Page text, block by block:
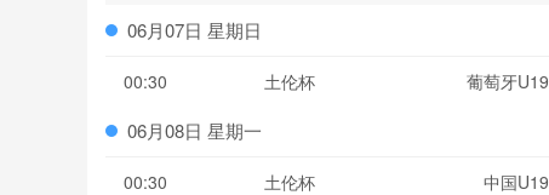
06月07日 星期日
00:30 土伦杯 葡萄牙U19
06月08日 星期一
00:30 土伦杯 中国U19